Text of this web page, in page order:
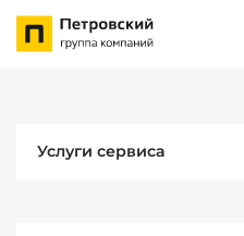
Услуги сервиса